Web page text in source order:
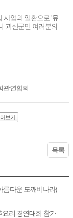
사업의 일환으로 '뮤
괴산군민 여러분의
관연합회
보기
목록
름다운 도깨비나라)
요리 경연대회 참가